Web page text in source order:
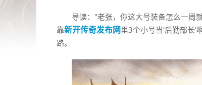
导读："老张，你这大号装备怎么一周
靠新开传奇发布网里3个小号当‘后勤部长
路。